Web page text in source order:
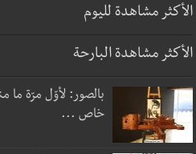
الأكثر مشاهدة لليوم
الأكثر مشاهدة البارحة
بالصور: لأوّل مرّة
خاص ...